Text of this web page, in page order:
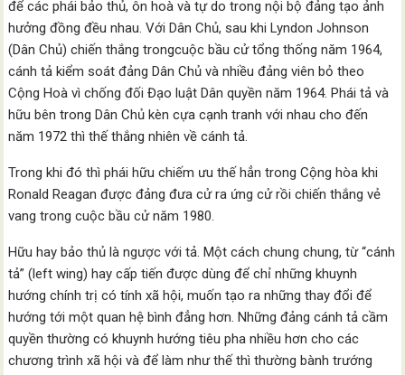
để các phái bảo thủ, ôn hoà và tự do trong nội bộ đảng tạo ảnh
hưởng đồng đều nhau. Với Dân Chủ, sau khi Lyndon Johnson
(Dân Chủ) chiến thắng trongcuộc bầu cử tổng thống năm 1964,
cánh tả kiểm soát đảng Dân Chủ và nhiều đảng viên bỏ theo
Cộng Hoà vì chống đối Đạo luật Dân quyền năm 1964. Phái tả và
hữu bên trong Dân Chủ kèn cựa cạnh tranh với nhau cho đến
năm 1972 thì thế thắng nhiên về cánh tả.
Trong khi đó thì phái hữu chiếm ưu thế hẳn trong Cộng hòa khi
Ronald Reagan được đảng đưa cử ra ứng cử rồi chiến thắng vẻ
vang trong cuộc bầu cử năm 1980.
Hữu hay bảo thủ là ngược với tả. Một cách chung chung, từ “cánh
tả” (left wing) hay cấp tiến được dùng để chỉ những khuynh
hướng chính trị có tính xã hội, muốn tạo ra những thay đổi để
hướng tới một quan hệ bình đẳng hơn. Những đảng cánh tả cầm
quyền thường có khuynh hướng tiêu pha nhiều hơn cho các
chương trình xã hội và để làm như thế thì thường bành trướng